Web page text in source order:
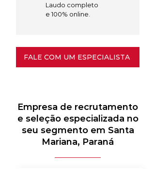
Laudo completo
e 100% online.
FALE COM UM ESPECIALISTA
Empresa de recrutamento
e seleção especializada no
seu segmento em Santa
Mariana, Paraná